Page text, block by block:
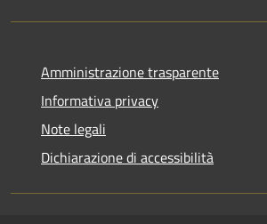
Amministrazione trasparente
Informativa privacy
Note legali
Dichiarazione di accessibilità